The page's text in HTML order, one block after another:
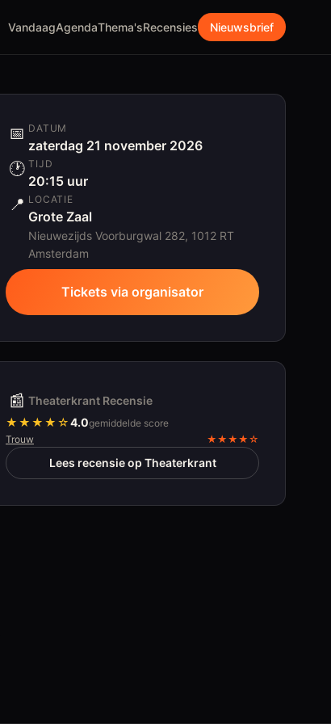
VandaagAgendaThema'sRecensies Nieuwsbrief
📅 DATUM
zaterdag 21 november 2026
🕐 TIJD
20:15 uur
📍 LOCATIE
Grote Zaal
Nieuwezijds Voorburgwal 282, 1012 RT
Amsterdam
Tickets via organisator
📰 Theaterkrant Recensie
★★★★ ☆4.0gemiddelde score
Trouw
★★★★ ☆
Lees recensie op Theaterkrant